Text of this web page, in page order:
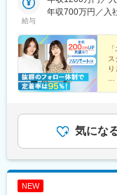
ビル■福岡：福岡
給与
年収700万円／入
ス
り
●
●
気にな
NEW